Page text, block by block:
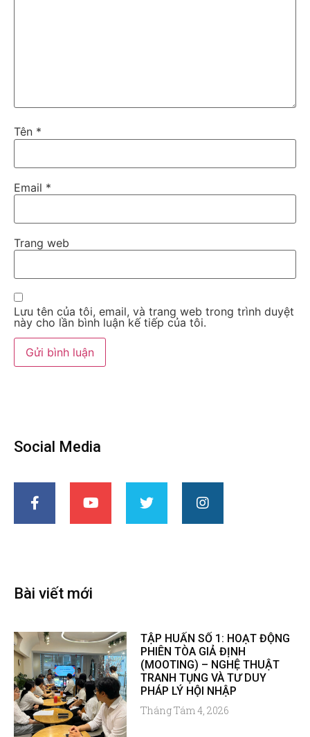
Tên *
Email *
Trang web
Lưu tên của tôi, email, và trang web trong trình duyệt
này cho lần bình luận kế tiếp của tôi.
Social Media
Bài viết mới
TẬP HUẤN SỐ 1: HOẠT ĐỘNG
PHIÊN TÒA GIẢ ĐỊNH
(MOOTING) – NGHỆ THUẬT
TRANH TỤNG VÀ TƯ DUY
PHÁP LÝ HỘI NHẬP
Tháng Tám 4, 2026